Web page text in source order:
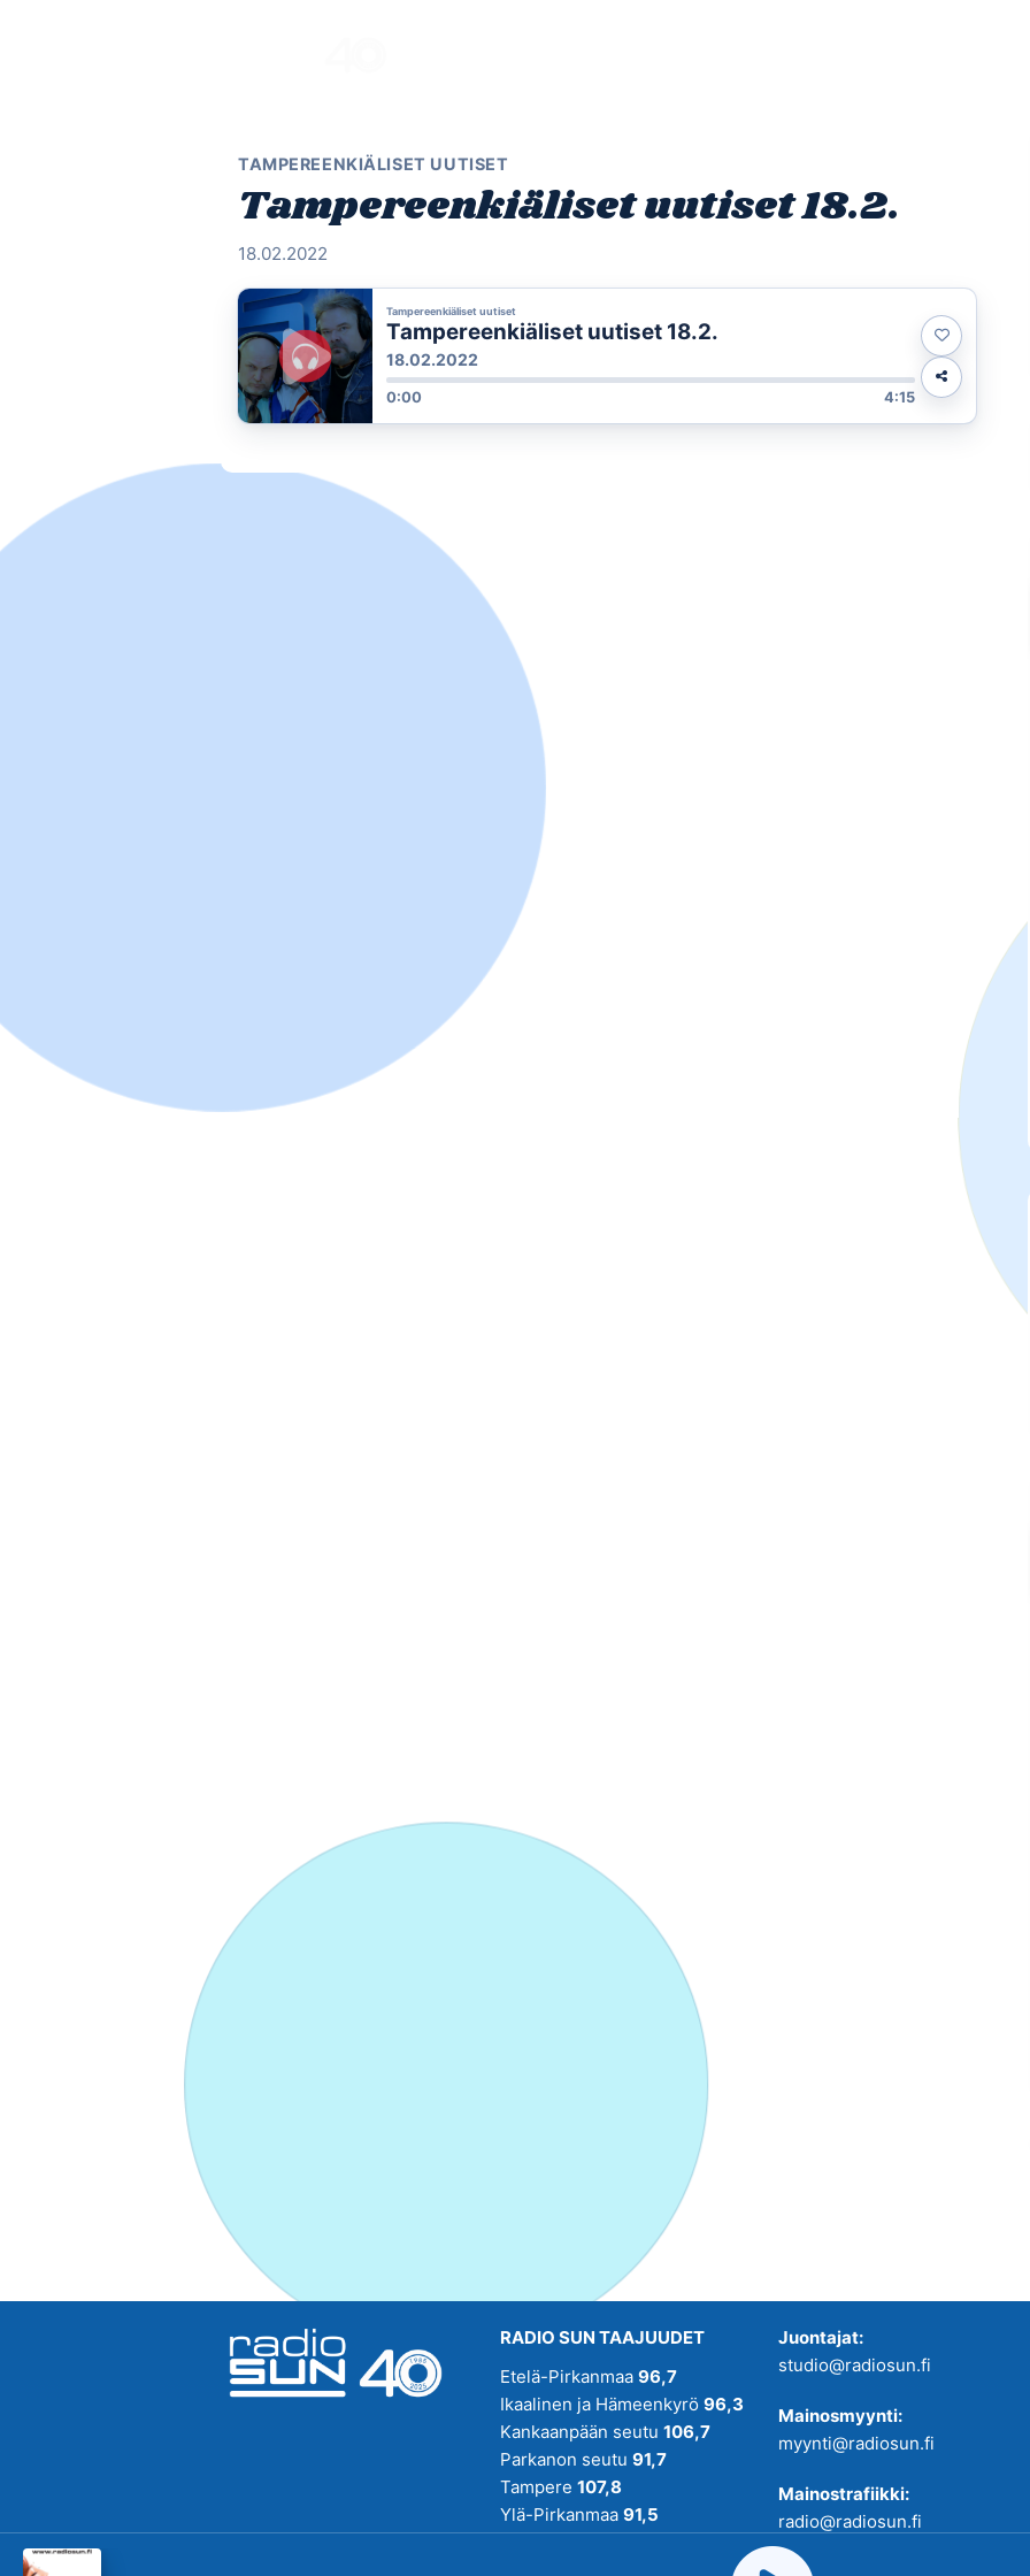
TAMPEREENKIÄLISET UUTISET
Tampereenkiäliset uutiset 18.2.
18.02.2022
Tampereenkiäliset uutiset
Tampereenkiäliset uutiset 18.2.
18.02.2022
0:00 4:15
RADIO SUN TAAJUUDET
Etelä-Pirkanmaa 96,7
Ikaalinen ja Hämeenkyrö 96,3
Kankaanpään seutu 106,7
Parkanon seutu 91,7
Tampere 107,8
Ylä-Pirkanmaa 91,5
Pirmedioita.
Juontajat:
studio@radiosun.fi
Mainosmyynti:
myynti@radiosun.fi
Mainostrafiikki:
radio@radiosun.fi